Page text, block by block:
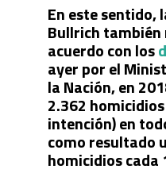
En este
Bullrich también
acuerdo con los
ayer por el
la Nación, en
2.362
intención) en
como resultado
homicidios